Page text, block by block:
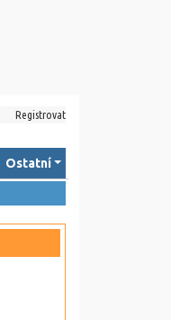
Registrovat
Ostatní